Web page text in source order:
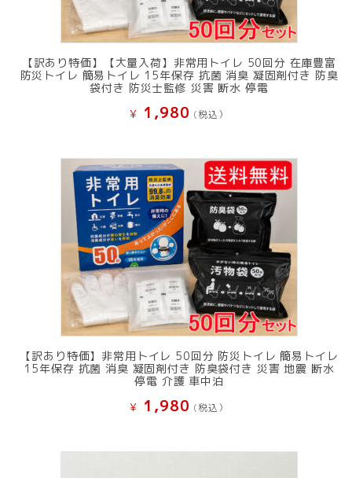
【訳あり特価】【大量入荷】非常用トイレ 50回分 在庫豊富
防災トイレ 簡易トイレ 15年保存 抗菌 消臭 凝固剤付き 防臭
袋付き 防災士監修 災害 断水 停電
¥ 1,980 (税込）
【訳あり特価】非常用トイレ 50回分 防災トイレ 簡易トイレ
15年保存 抗菌 消臭 凝固剤付き 防臭袋付き 災害 地震 断水
停電 介護 車中泊
¥ 1,980 (税込）